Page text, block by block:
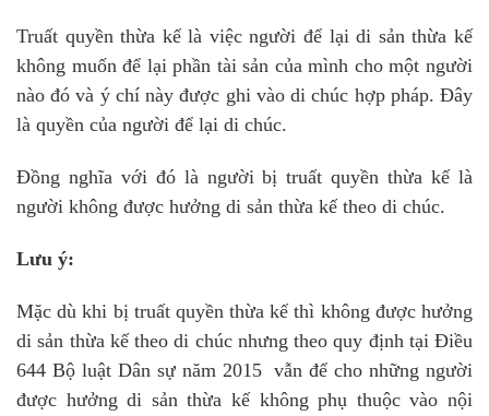
Truất quyền thừa kế là việc người để lại di sản thừa kế
không muốn để lại phần tài sản của mình cho một người
nào đó và ý chí này được ghi vào di chúc hợp pháp. Đây
là quyền của người để lại di chúc.
Đồng nghĩa với đó là người bị truất quyền thừa kế là
người không được hưởng di sản thừa kế theo di chúc.
Lưu ý:
Mặc dù khi bị truất quyền thừa kế thì không được hưởng
di sản thừa kế theo di chúc nhưng theo quy định tại Điều
644 Bộ luật Dân sự năm 2015 vẫn để cho những người
được hưởng di sản thừa kế không phụ thuộc vào nội